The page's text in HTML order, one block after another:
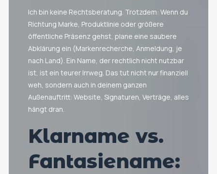
Ich bin keine Rechtsberatung. Trotzdem: Wenn du
Richtung Marke, Produktlinie oder größere
öffentliche Präsenz gehst, plane eine saubere
Abklärung ein (Markenrecherche, Anmeldung, je
nach Land). Ein Name, der rechtlich nicht nutzbar
ist, ist ein teurer Irrweg. Das tut nicht nur finanziell
weh, sondern auch in deinem ganzen
Außenauftritt: Website, Signaturen, Verträge, alles
hängt dran.
Klarname vs.
Fantasiename: